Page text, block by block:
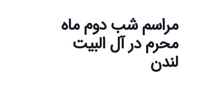
مراسم شب دوم ماه
محرم در آل البیت
لندن